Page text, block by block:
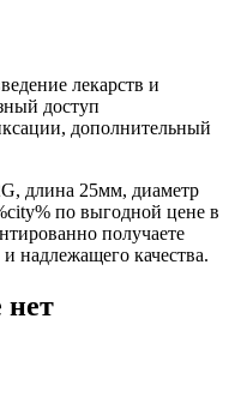
лекарств и
доступ
дополнительный
длина 25мм, диаметр
по выгодной цене в
получаете
надлежащего качества.
нет